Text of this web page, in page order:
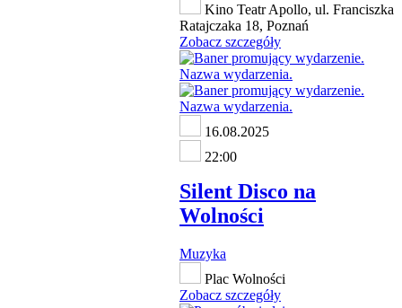
Kino Teatr Apollo, ul. Franciszka
Ratajczaka 18, Poznań
Zobacz szczegóły
16.08.2025
22:00
Silent Disco na
Wolności
Muzyka
Plac Wolności
Zobacz szczegóły